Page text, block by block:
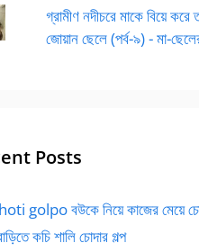
গ্রামীণ নদীচরে মাকে বিয়ে করে
জোয়ান ছেলে (পর্ব-৯) - মা-
Posts
golpo বউকে নিয়ে কাজের মেয়ে
কচি শালি চোদার গল্প